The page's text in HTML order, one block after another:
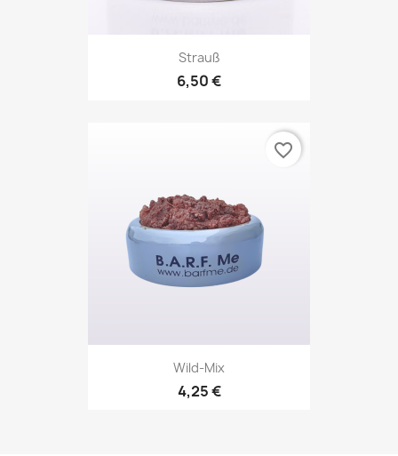
Strauß
6,50 €
Wild-Mix
4,25 €
favorite_border